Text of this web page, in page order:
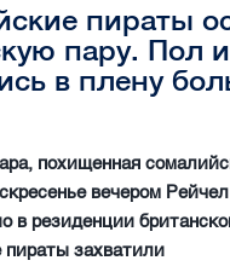
пираты
пару. Пол
в плену
похищенная
вечером
в резиденции
захватили